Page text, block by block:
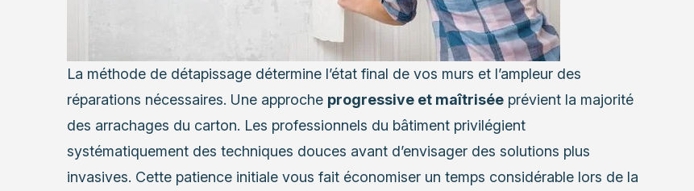
La méthode de détapissage détermine l’état final de vos murs et l’ampleur des
réparations nécessaires. Une approche progressive et maîtriséeprévient la majorité
des arrachages du carton. Les professionnels du bâtiment privilégient
systématiquement des techniques douces avant d’envisager des solutions plus
invasives. Cette patience initiale vous fait économiser un temps considérable lors de la